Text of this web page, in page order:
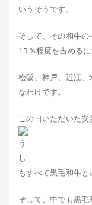
いうそうです。
そして、その和牛
15％程度を占めるに
松阪、神戸、近江
なわけです。
この日いただいた
もすべて黒毛和牛と
そして、中でも黒